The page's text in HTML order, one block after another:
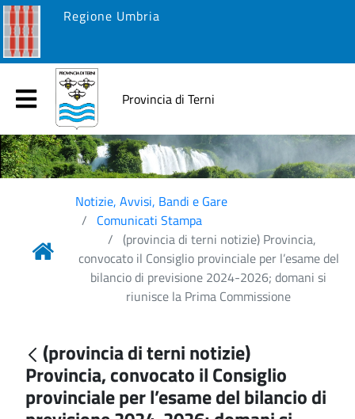
Regione Umbria
Provincia di Terni
Notizie, Avvisi, Bandi e Gare
Comunicati Stampa
(provincia di terni notizie) Provincia,
convocato il Consiglio provinciale per l’esame del
bilancio di previsione 2024-2026; domani si
riunisce la Prima Commissione
(provincia di terni notizie)
Provincia, convocato il Consiglio
provinciale per l’esame del bilancio di